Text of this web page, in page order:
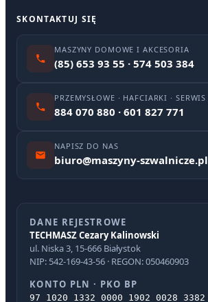
SKONTAKTUJ SIĘ
MASZYNY DOMOWE I AKCESORIA
(85) 653 93 55 · 574 503 384
PRZEMYSŁOWE · HAFCIARKI · SERWIS
884 070 880 · 601 827 771
NAPISZ DO NAS
biuro@maszyny-szwalnicze.pl
DANE REJESTROWE
TECHMASZ Cezary Kalinowski
ul. Niska 3, 15-666 Białystok
NIP: 542-169-43-56 · REGON: 050460903
KONTO PLN · PKO BP
97 1020 1332 0000 1902 0028 3382